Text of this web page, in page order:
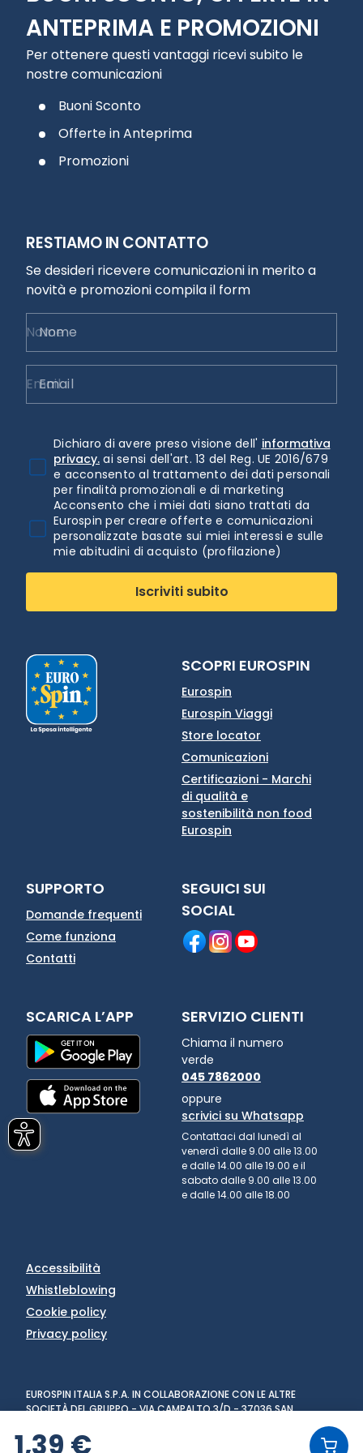
1,39 €
ANTEPRIMA E PROMOZIONI
Per ottenere questi vantaggi ricevi subito le
nostre comunicazioni
Buoni Sconto
Offerte in Anteprima
Promozioni
RESTIAMO IN CONTATTO
Se desideri ricevere comunicazioni in merito a
novità e promozioni compila il form
Nome
Email
Dichiaro di avere preso visione dell' informativa
privacy. ai sensi dell'art. 13 del Reg. UE 2016/679
e acconsento al trattamento dei dati personali
per finalità promozionali e di marketing
Acconsento che i miei dati siano trattati da
Eurospin per creare offerte e comunicazioni
personalizzate basate sui miei interessi e sulle
mie abitudini di acquisto (profilazione)
Iscriviti subito
SCOPRI EUROSPIN
Eurospin
Eurospin Viaggi
Store locator
Comunicazioni
Certificazioni - Marchi
di qualità e
sostenibilità non food
Eurospin
SUPPORTO
Domande frequenti
Come funziona
Contatti
SEGUICI SUI
SOCIAL
SCARICA L’APP SERVIZIO CLIENTI
Chiama il numero
verde
045 7862000
oppure
scrivici su Whatsapp
Contattaci dal lunedì al
venerdì dalle 9.00 alle 13.00
e dalle 14.00 alle 19.00 e il
sabato dalle 9.00 alle 13.00
e dalle 14.00 alle 18.00
Accessibilità
Whistleblowing
Cookie policy
Privacy policy
EUROSPIN ITALIA S.P.A. IN COLLABORAZIONE CON LE ALTRE
SOCIETÀ DEL GRUPPO - VIA CAMPALTO 3/D - 37036 SAN
MARTINO BUON ALBERGO (VR) - FAX +39 045 8782333 - PARTITA
IVA 02536510239